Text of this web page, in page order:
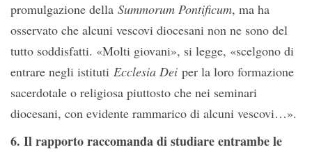
promulgazione della Summorum Pontificum, ma ha
osservato che alcuni vescovi diocesani non ne sono del
tutto soddisfatti. «Molti giovani», si legge, «scelgono di
entrare negli istituti Ecclesia Dei per la loro formazione
sacerdotale o religiosa piuttosto che nei seminari
diocesani, con evidente rammarico di alcuni vescovi…».
6. Il rapporto raccomanda di studiare entrambe le